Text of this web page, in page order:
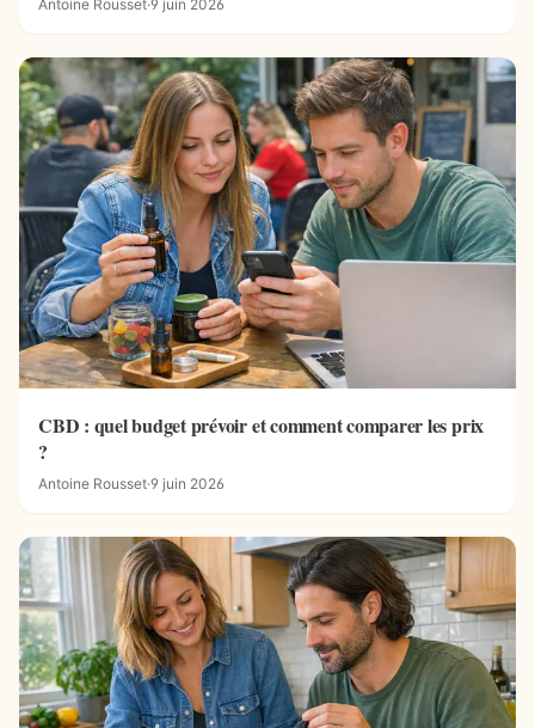
Antoine Rousset·9 juin 2026
CBD : quel budget prévoir et comment comparer les prix
?
Antoine Rousset·9 juin 2026